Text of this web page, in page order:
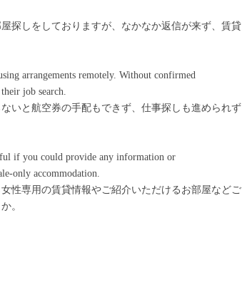
探しをしておりますが、なかなか返信が来ず、賃貸
arrangements remotely. Without confirmed
job search.
いと航空券の手配もできず、仕事探しも進められず
if you could provide any information or
only accommodation.
性専用の賃貸情報やご紹介いただけるお部屋などご
。